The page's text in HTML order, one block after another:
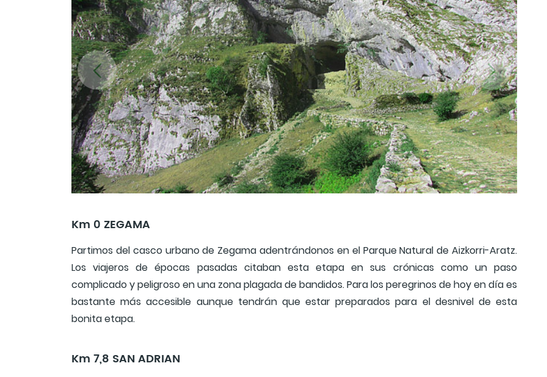
Km 0 ZEGAMA
Partimos del casco urbano de Zegama adentrándonos en el Parque Natural de Aizkorri-Aratz.
Los viajeros de épocas pasadas citaban esta etapa en sus crónicas como un paso
complicado y peligroso en una zona plagada de bandidos. Para los peregrinos de hoy en día es
bastante más accesible aunque tendrán que estar preparados para el desnivel de esta
bonita etapa.
Km 7,8 SAN ADRIAN